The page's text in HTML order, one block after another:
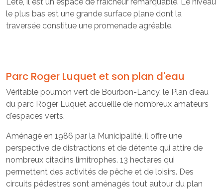
le plus bas est une grande surface plane dont la
traversée constitue une promenade agréable.
Parc Roger Luquet et son plan d'eau
Véritable poumon vert de Bourbon-Lancy, le Plan d'eau
du parc Roger Luquet accueille de nombreux amateurs
d'espaces verts.
Aménagé en 1986 par la Municipalité, il offre une
perspective de distractions et de détente qui attire de
nombreux citadins limitrophes. 13 hectares qui
permettent des activités de pêche et de loisirs. Des
circuits pédestres sont aménagés tout autour du plan